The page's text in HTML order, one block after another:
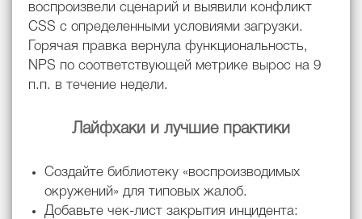
воспроизвели сценарий и выявили конфликт
CSS с определенными условиями загрузки.
Горячая правка вернула функциональность,
NPS по соответствующей метрике вырос на 9
п.п. в течение недели.
Лайфхаки и лучшие практики
Создайте библиотеку «воспроизводимых
окружений» для типовых жалоб.
Добавьте чек-лист закрытия инцидента: